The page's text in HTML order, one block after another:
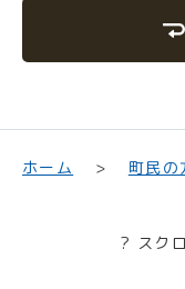
ホーム 町民の
? スク